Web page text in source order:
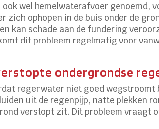
ook wel hemelwaterafvoer genoemd,
zich ophopen in de buis onder de
kan schade aan de fundering
dit probleem regelmatig voor
ondergrondse
regenwater niet goed
uit de regenpijp, natte plekken
verstopt zit. Dit probleem vraagt